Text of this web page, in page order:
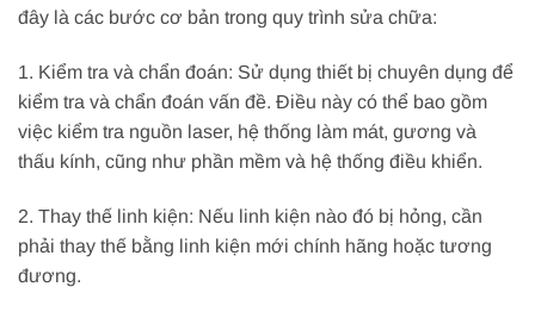
đây là các bước cơ bản trong quy trình sửa chữa:
1. Kiểm tra và chẩn đoán: Sử dụng thiết bị chuyên dụng để
kiểm tra và chẩn đoán vấn đề. Điều này có thể bao gồm
việc kiểm tra nguồn laser, hệ thống làm mát, gương và
thấu kính, cũng như phần mềm và hệ thống điều khiển.
2. Thay thế linh kiện: Nếu linh kiện nào đó bị hỏng, cần
phải thay thế bằng linh kiện mới chính hãng hoặc tương
đương.